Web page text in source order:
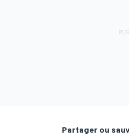
Partager ou